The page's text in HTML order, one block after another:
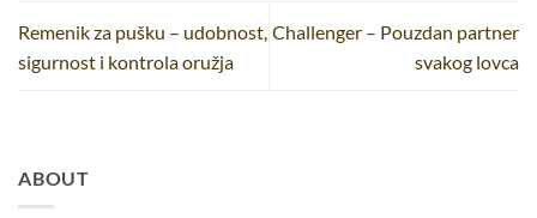
Remenik za pušku – udobnost,
sigurnost i kontrola oružja
Challenger – Pouzdan partner
svakog lovca
ABOUT